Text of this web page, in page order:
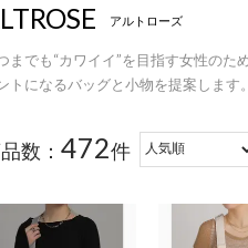
アルトローズ
までも“カワイイ”を目指す女性の
トになるバッグと小物を提案しま
数： 472件